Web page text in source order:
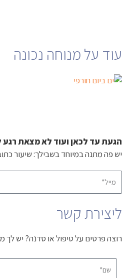
עוד על מנוחה נכונה
הגעת עד לכאן ועוד לא מצאת רגע
יש פה מתנה במיוחד בשבילך: שיעור
ל
ליצירת קשר
רוצה פרטים על טיפול או סדנה? יש לך